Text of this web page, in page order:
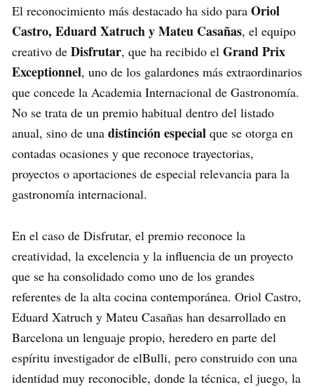
El reconocimiento más destacado ha sido para Oriol
Castro, Eduard Xatruch y Mateu Casañas, el equipo
creativo de Disfrutar, que ha recibido el Grand Prix
Exceptionnel, uno de los galardones más extraordinarios
que concede la Academia Internacional de Gastronomía.
No se trata de un premio habitual dentro del listado
anual, sino de una distinción especial que se otorga en
contadas ocasiones y que reconoce trayectorias,
proyectos o aportaciones de especial relevancia para la
gastronomía internacional.
En el caso de Disfrutar, el premio reconoce la
creatividad, la excelencia y la influencia de un proyecto
que se ha consolidado como uno de los grandes
referentes de la alta cocina contemporánea. Oriol Castro,
Eduard Xatruch y Mateu Casañas han desarrollado en
Barcelona un lenguaje propio, heredero en parte del
espíritu investigador de elBulli, pero construido con una
identidad muy reconocible, donde la técnica, el juego, la